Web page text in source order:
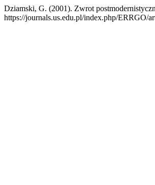
Dziamski, G. (2001). Zwrot
https://journals.us.edu.pl/index.php/ERRGO/